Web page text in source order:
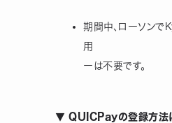
期間中、ローソン
用
ーは不要です。
▼ QUICPayの登録方法